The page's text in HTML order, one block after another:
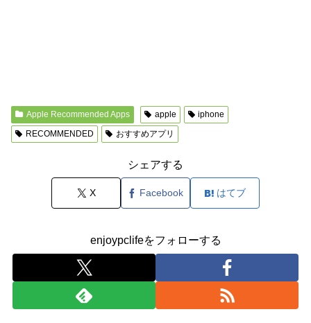
Apple Recommended Apps apple
iphone
RECOMMENDED
おすすめアプリ
シェアする
X Facebook はてブ
enjoypclifeをフォローする